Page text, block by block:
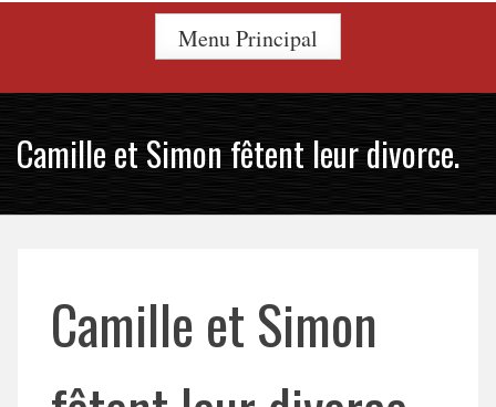
Menu Principal
Camille et Simon fêtent leur divorce.
Camille et Simon